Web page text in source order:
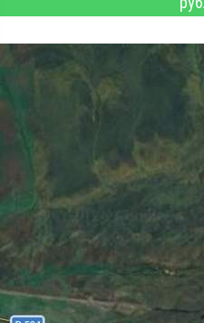
В
(Якутия)
загорелся
с людьми на